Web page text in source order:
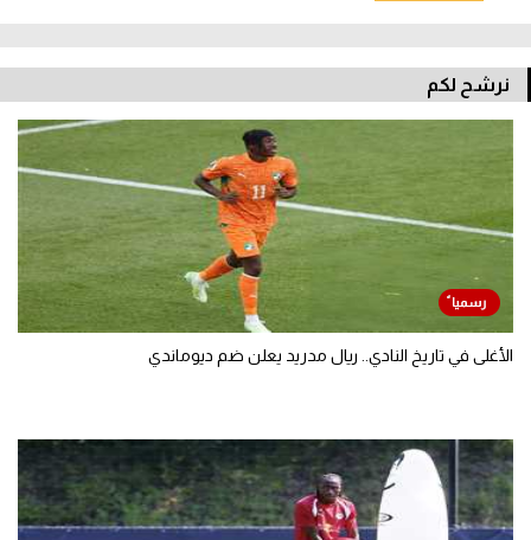
نرشح لكم
الأغلى في تاريخ النادي.. ريال مدريد يعلن ضم ديوماندي